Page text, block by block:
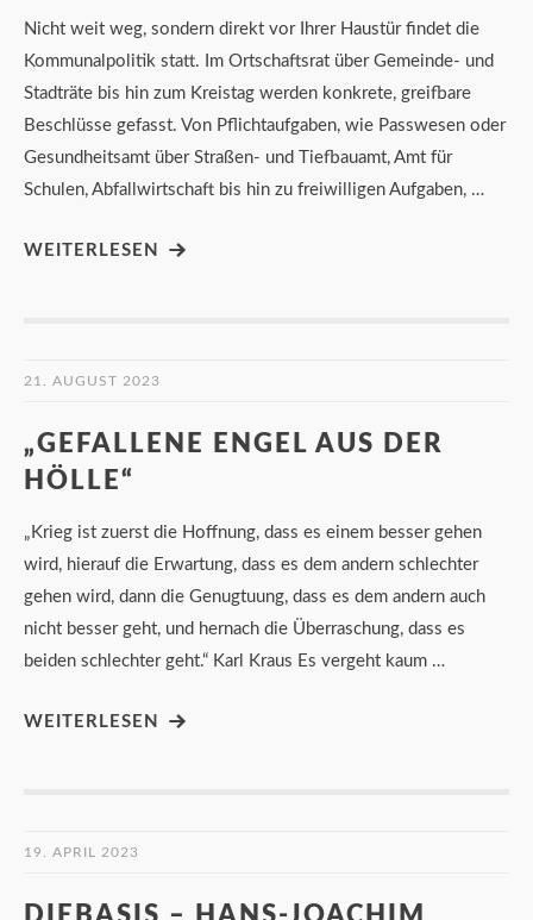
Nicht weit weg, sondern direkt vor Ihrer Haustür findet die
Kommunalpolitik statt. Im Ortschaftsrat über Gemeinde- und
Stadträte bis hin zum Kreistag werden konkrete, greifbare
Beschlüsse gefasst. Von Pflichtaufgaben, wie Passwesen oder
Gesundheitsamt über Straßen- und Tiefbauamt, Amt für
Schulen, Abfallwirtschaft bis hin zu freiwilligen Aufgaben, …
WEITERLESEN
21. AUGUST 2023
„GEFALLENE ENGEL AUS DER
HÖLLE“
„Krieg ist zuerst die Hoffnung, dass es einem besser gehen
wird, hierauf die Erwartung, dass es dem andern schlechter
gehen wird, dann die Genugtuung, dass es dem andern auch
nicht besser geht, und hernach die Überraschung, dass es
beiden schlechter geht.“ Karl Kraus Es vergeht kaum …
WEITERLESEN
19. APRIL 2023